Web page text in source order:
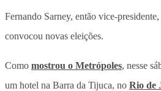
Fernando Sarney, então vice-
convocou novas eleições.
Como mostrou o Metrópoles, nesse
um hotel na Barra da Tijuca, no Rio de